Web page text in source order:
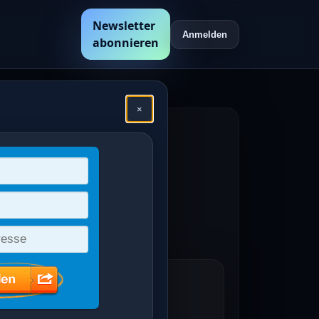
Newsletter
abonnieren
Anmelden
×
/